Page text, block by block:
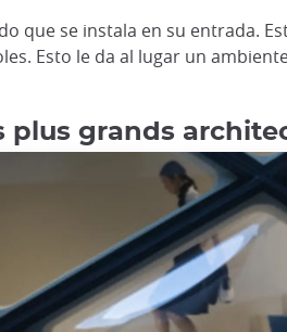
que se instala en su entrada.
Esto le da al lugar un
plus grands